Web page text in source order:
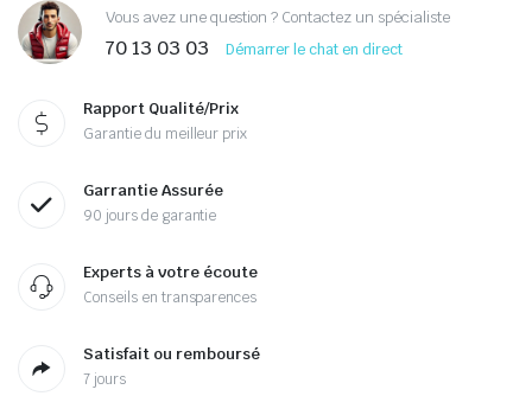
Vous avez une question ? Contactez un spécialiste
70 13 03 03 Démarrer le chat en direct
Rapport Qualité/Prix
Garantie du meilleur prix
Garrantie Assurée
90 jours de garantie
Experts à votre écoute
Conseils en transparences
Satisfait ou remboursé
7 jours